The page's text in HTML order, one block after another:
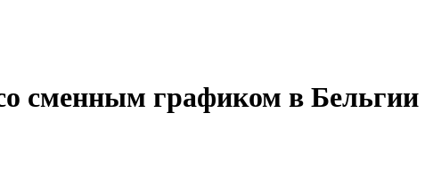
сменным графиком в Бельгии